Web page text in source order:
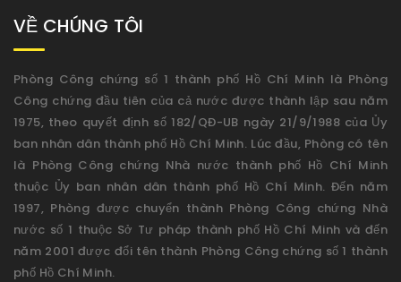
VỀ CHÚNG TÔI
Phòng Công chứng số 1 thành phố Hồ Chí Minh là Phòng
Công chứng đầu tiên của cả nước được thành lập sau năm
1975, theo quyết định số 182/QĐ-UB ngày 21/9/1988 của Ủy
ban nhân dân thành phố Hồ Chí Minh. Lúc đầu, Phòng có tên
là Phòng Công chứng Nhà nước thành phố Hồ Chí Minh
thuộc Ủy ban nhân dân thành phố Hồ Chí Minh. Đến năm
1997, Phòng được chuyển thành Phòng Công chứng Nhà
nước số 1 thuộc Sở Tư pháp thành phố Hồ Chí Minh và đến
năm 2001 được đổi tên thành Phòng Công chứng số 1 thành
phố Hồ Chí Minh.